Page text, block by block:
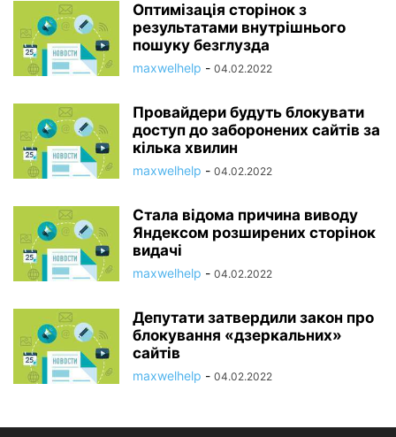
Оптимізація сторінок з
результатами внутрішнього
пошуку безглузда
maxwelhelp - 04.02.2022
Провайдери будуть блокувати
доступ до заборонених сайтів за
кілька хвилин
maxwelhelp - 04.02.2022
Стала відома причина виводу
Яндексом розширених сторінок
видачі
maxwelhelp - 04.02.2022
Депутати затвердили закон про
блокування «дзеркальних»
сайтів
maxwelhelp - 04.02.2022